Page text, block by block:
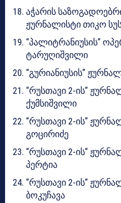
​აჭარის
ჟურნალისტი თიკო
“პალიტრანიუსის”
ტარუღიშვილი
“გურიანიუსის”
“რუსთავი 2-ის”
ქუმსიშვილი
“რუსთავი 2-ის”
გოცირიძე
“რუსთავი 2-ის”
პერტია
“რუსთავი 2-ის”
ბოკუჩავა